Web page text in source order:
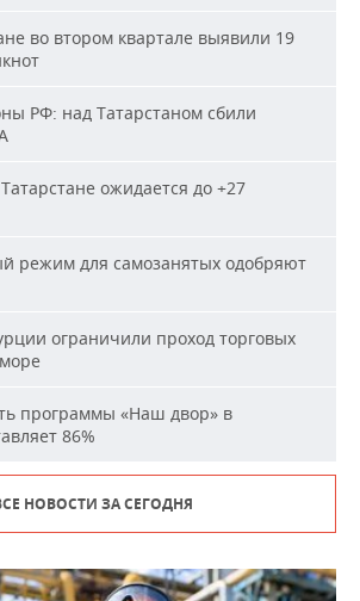
во втором квартале выявили 19
РФ: над Татарстаном сбили
ожидается до +27
режим для самозанятых одобряют
ограничили проход торговых
программы «Наш двор» в
86%
НОВОСТИ ЗА СЕГОДНЯ